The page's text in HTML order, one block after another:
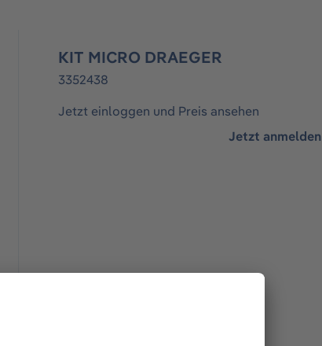
KIT MICRO DRAEGER
3352438
Jetzt einloggen und Preis ansehen
Jetzt anmelden